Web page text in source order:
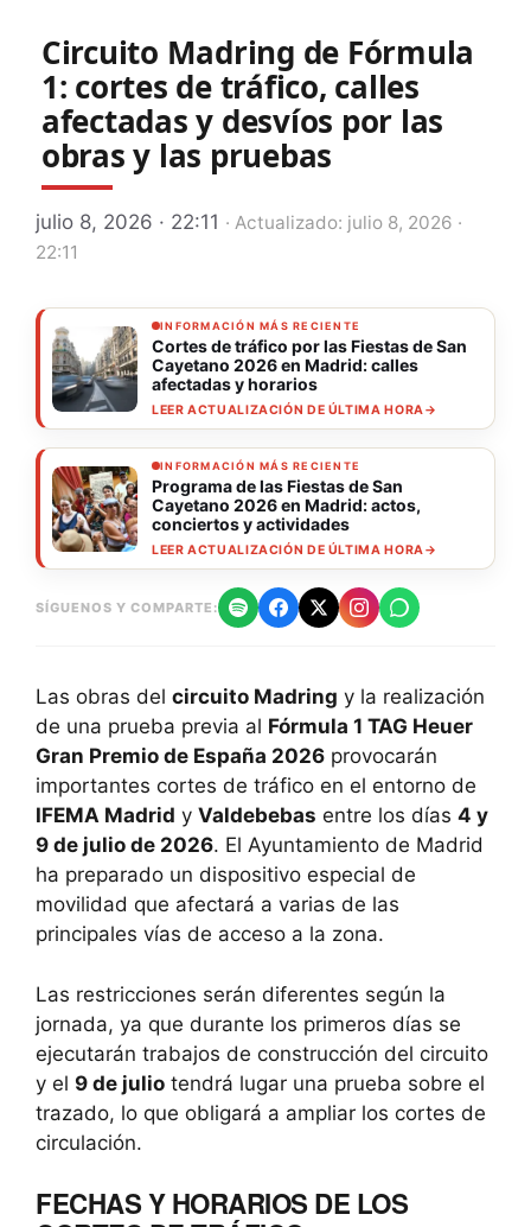
Circuito Madring de Fórmula
1: cortes de tráfico, calles
afectadas y desvíos por las
obras y las pruebas
julio 8, 2026 · 22:11 · Actualizado: julio 8, 2026 ·
22:11
INFORMACIÓN MÁS RECIENTE
Cortes de tráfico por las Fiestas de San
Cayetano 2026 en Madrid: calles
afectadas y horarios
LEER ACTUALIZACIÓN DE ÚLTIMA HORA→
INFORMACIÓN MÁS RECIENTE
Programa de las Fiestas de San
Cayetano 2026 en Madrid: actos,
conciertos y actividades
LEER ACTUALIZACIÓN DE ÚLTIMA HORA→
SÍGUENOS Y COMPARTE:
Las obras del circuito Madring y la realización
de una prueba previa al Fórmula 1 TAG Heuer
Gran Premio de España 2026 provocarán
importantes cortes de tráfico en el entorno de
IFEMA Madrid y Valdebebas entre los días 4 y
9 de julio de 2026. El Ayuntamiento de Madrid
ha preparado un dispositivo especial de
movilidad que afectará a varias de las
principales vías de acceso a la zona.
Las restricciones serán diferentes según la
jornada, ya que durante los primeros días se
ejecutarán trabajos de construcción del circuito
y el 9 de julio tendrá lugar una prueba sobre el
trazado, lo que obligará a ampliar los cortes de
circulación.
FECHAS Y HORARIOS DE LOS